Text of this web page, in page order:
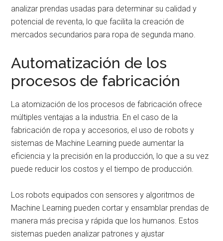
analizar prendas usadas para determinar su calidad y
potencial de reventa, lo que facilita la creación de
mercados secundarios para ropa de segunda mano.
Automatización de los
procesos de fabricación
La atomización de los procesos de fabricación ofrece
múltiples ventajas a la industria. En el caso de la
fabricación de ropa y accesorios, el uso de robots y
sistemas de Machine Learning puede aumentar la
eficiencia y la precisión en la producción, lo que a su vez
puede reducir los costos y el tiempo de producción.
Los robots equipados con sensores y algoritmos de
Machine Learning pueden cortar y ensamblar prendas de
manera más precisa y rápida que los humanos. Estos
sistemas pueden analizar patrones y ajustar